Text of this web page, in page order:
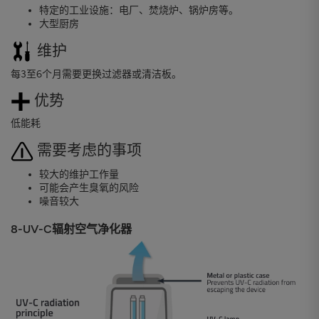
特定的工业设施：电厂、焚烧炉、锅炉房等。
大型厨房
维护
每3至6个月需要更换过滤器或清洁板。
优势
低能耗
需要考虑的事项
较大的维护工作量
可能会产生臭氧的风险
噪音较大
8-UV-C辐射空气净化器